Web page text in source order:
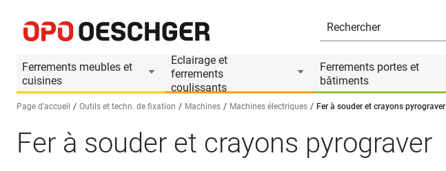
Ferrements meubles et
cuisines
Eclairage et
ferrements
coulissants
Ferrements portes et
bâtiments
Sélectionnez une langue (FR)
Page d’accueil Outils et techn. de fixation Machines Machines électriques Fer à souder et crayons pyrograver
Fer à souder et crayons pyrograver